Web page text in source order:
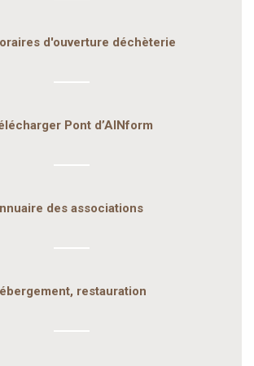
d'ouverture déchèterie
Pont d’AINform
des associations
restauration